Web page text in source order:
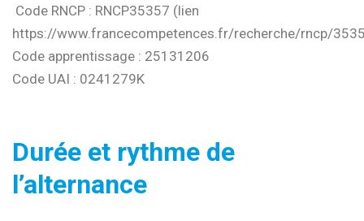
Code RNCP : RNCP35357 (lien
https://www.francecompetences.fr/recherche/rncp/
Code apprentissage : 25131206
Code UAI : 0241279K
Durée et rythme de
l’alternance